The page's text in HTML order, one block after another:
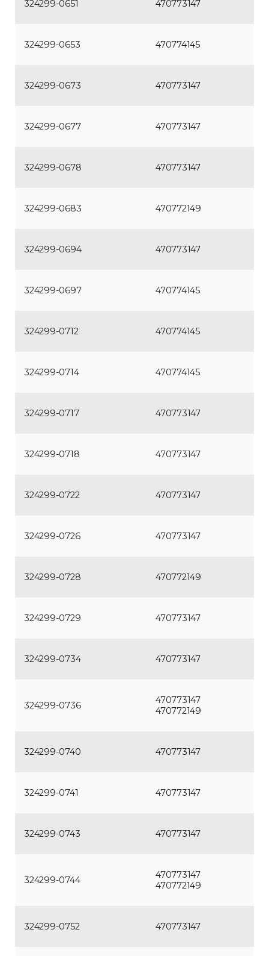
324299-0651 470773147
324299-0653 470774145
324299-0673 470773147
324299-0677 470773147
324299-0678 470773147
324299-0683 470772149
324299-0694 470773147
324299-0697 470774145
324299-0712 470774145
324299-0714 470774145
324299-0717 470773147
324299-0718 470773147
324299-0722 470773147
324299-0726 470773147
324299-0728 470772149
324299-0729 470773147
324299-0734 470773147
324299-0736
470773147
470772149
324299-0740 470773147
324299-0741 470773147
324299-0743 470773147
324299-0744
470773147
470772149
324299-0752 470773147